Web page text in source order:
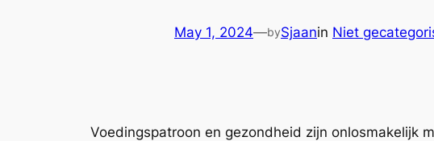
May 1, 2024—bySjaanin Niet
Voedingspatroon en gezondheid zijn onlosmakelijk